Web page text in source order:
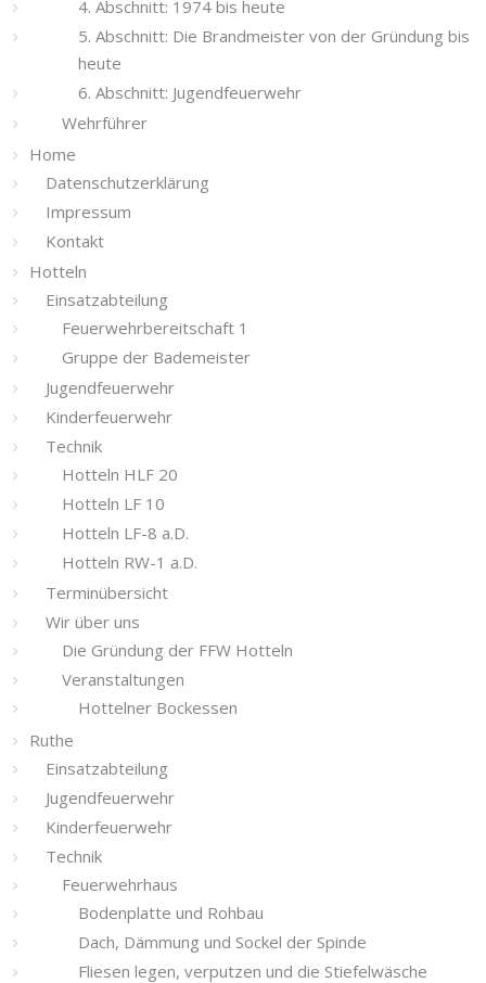
4. Abschnitt: 1974 bis heute
5. Abschnitt: Die Brandmeister von der Gründung bis
heute
6. Abschnitt: Jugendfeuerwehr
Wehrführer
Home
Datenschutzerklärung
Impressum
Kontakt
Hotteln
Einsatzabteilung
Feuerwehrbereitschaft 1
Gruppe der Bademeister
Jugendfeuerwehr
Kinderfeuerwehr
Technik
Hotteln HLF 20
Hotteln LF 10
Hotteln LF-8 a.D.
Hotteln RW-1 a.D.
Terminübersicht
Wir über uns
Die Gründung der FFW Hotteln
Veranstaltungen
Hottelner Bockessen
Ruthe
Einsatzabteilung
Jugendfeuerwehr
Kinderfeuerwehr
Technik
Feuerwehrhaus
Bodenplatte und Rohbau
Dach, Dämmung und Sockel der Spinde
Fliesen legen, verputzen und die Stiefelwäsche